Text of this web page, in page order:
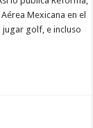
Mexicana en el
golf, e incluso